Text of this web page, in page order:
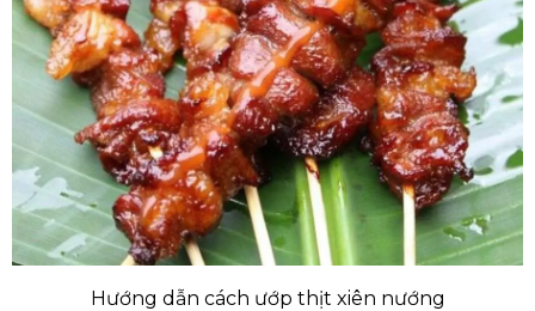
Hướng dẫn cách ướp thịt xiên nướng​